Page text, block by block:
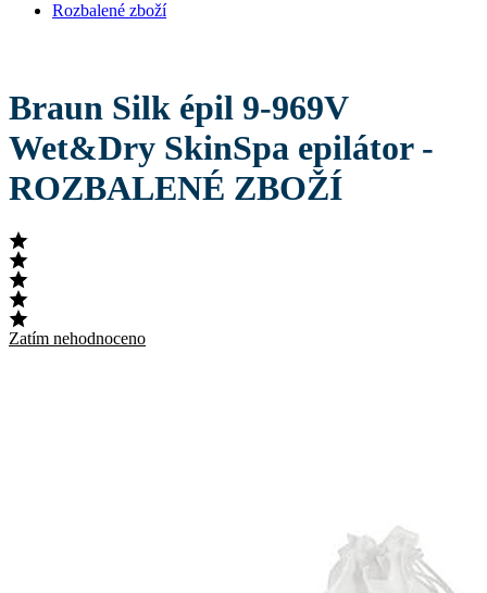
Rozbalené zboží
Braun Silk épil 9-969V
Wet&Dry SkinSpa epilátor -
ROZBALENÉ ZBOŽÍ
Zatím nehodnoceno